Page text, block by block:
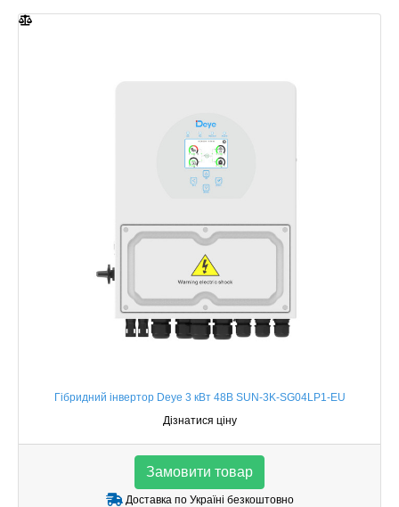
Гібридний інвертор Deye 3 кВт 48В SUN-3K-SG04LP1-EU
Дізнатися ціну
Замовити товар
Доставка по Україні безкоштовно